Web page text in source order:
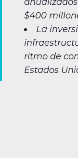
$400
La
ritmo de
Estados